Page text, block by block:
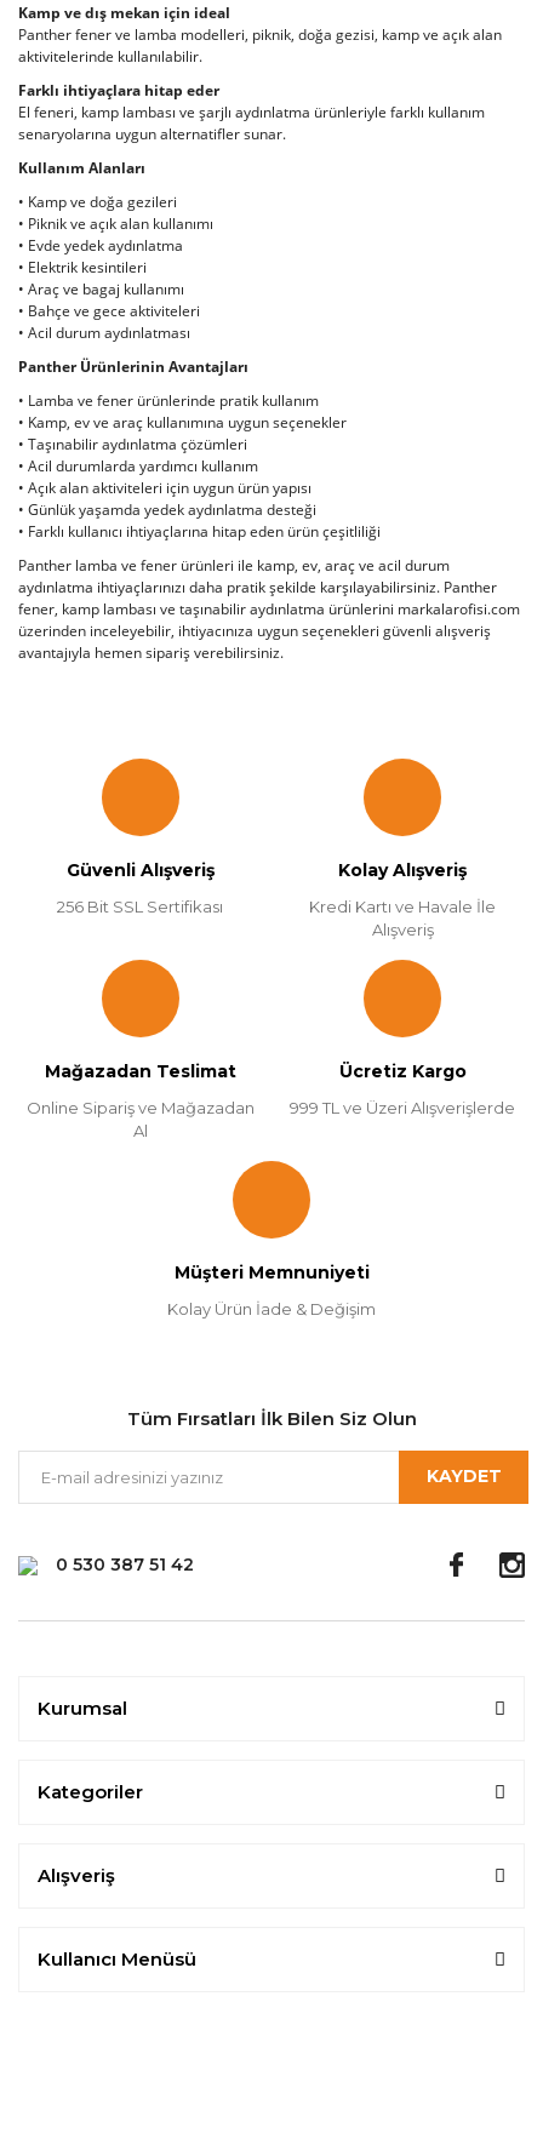
Kamp ve dış mekan için ideal
Panther fener ve lamba modelleri, piknik, doğa gezisi, kamp ve açık alan
aktivitelerinde kullanılabilir.
Farklı ihtiyaçlara hitap eder
El feneri, kamp lambası ve şarjlı aydınlatma ürünleriyle farklı kullanım
senaryolarına uygun alternatifler sunar.
Kullanım Alanları
• Kamp ve doğa gezileri
• Piknik ve açık alan kullanımı
• Evde yedek aydınlatma
• Elektrik kesintileri
• Araç ve bagaj kullanımı
• Bahçe ve gece aktiviteleri
• Acil durum aydınlatması
Panther Ürünlerinin Avantajları
• Lamba ve fener ürünlerinde pratik kullanım
• Kamp, ev ve araç kullanımına uygun seçenekler
• Taşınabilir aydınlatma çözümleri
• Acil durumlarda yardımcı kullanım
• Açık alan aktiviteleri için uygun ürün yapısı
• Günlük yaşamda yedek aydınlatma desteği
• Farklı kullanıcı ihtiyaçlarına hitap eden ürün çeşitliliği
Panther lamba ve fener ürünleri ile kamp, ev, araç ve acil durum
aydınlatma ihtiyaçlarınızı daha pratik şekilde karşılayabilirsiniz. Panther
fener, kamp lambası ve taşınabilir aydınlatma ürünlerini markalarofisi.com
üzerinden inceleyebilir, ihtiyacınıza uygun seçenekleri güvenli alışveriş
avantajıyla hemen sipariş verebilirsiniz.
Güvenli Alışveriş
256 Bit SSL Sertifikası
Kolay Alışveriş
Kredi Kartı ve Havale İle
Alışveriş
Mağazadan Teslimat
Online Sipariş ve Mağazadan
Al
Ücretiz Kargo
999 TL ve Üzeri Alışverişlerde
Müşteri Memnuniyeti
Kolay Ürün İade & Değişim
0 530 387 51 42
Tüm Fırsatları İlk Bilen Siz Olun
KAYDET
Kurumsal
Kategoriler
Alışveriş
Kullanıcı Menüsü